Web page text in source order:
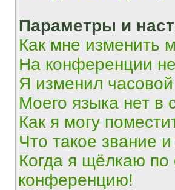
Параметры и
Как мне изменить
На конференции
Я изменил
Моего языка нет в
Как я могу
Что такое звание
Когда я щёлкаю по
конференцию!